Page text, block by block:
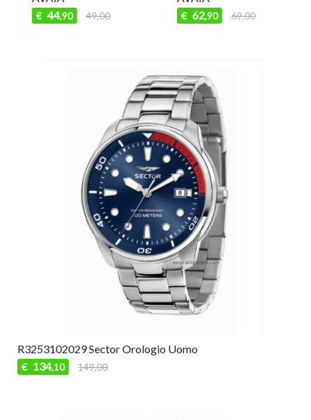
44 ,90 49,00 62 ,90 69,00
R3253102029 Sector Orologio Uomo
€ 134,10 149,00